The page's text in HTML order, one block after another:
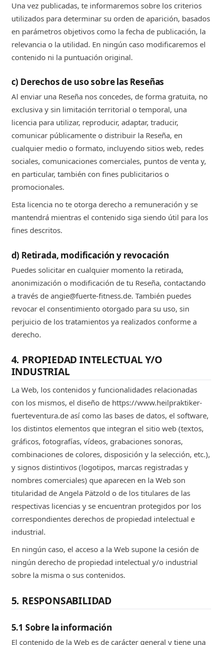
Una vez publicadas, te informaremos sobre los criterios
utilizados para determinar su orden de aparición, basados
en parámetros objetivos como la fecha de publicación, la
relevancia o la utilidad. En ningún caso modificaremos el
contenido ni la puntuación original.
c) Derechos de uso sobre las Reseñas
Al enviar una Reseña nos concedes, de forma gratuita, no
exclusiva y sin limitación territorial o temporal, una
licencia para utilizar, reproducir, adaptar, traducir,
comunicar públicamente o distribuir la Reseña, en
cualquier medio o formato, incluyendo sitios web, redes
sociales, comunicaciones comerciales, puntos de venta y,
en particular, también con fines publicitarios o
promocionales.
Esta licencia no te otorga derecho a remuneración y se
mantendrá mientras el contenido siga siendo útil para los
fines descritos.
d) Retirada, modificación y revocación
Puedes solicitar en cualquier momento la retirada,
anonimización o modificación de tu Reseña, contactando
a través de angie@fuerte-fitness.de. También puedes
revocar el consentimiento otorgado para su uso, sin
perjuicio de los tratamientos ya realizados conforme a
derecho.
4. PROPIEDAD INTELECTUAL Y/O
INDUSTRIAL
La Web, los contenidos y funcionalidades relacionadas
con los mismos, el diseño de https://www.heilpraktiker-
fuerteventura.de así como las bases de datos, el software,
los distintos elementos que integran el sitio web (textos,
gráficos, fotografías, vídeos, grabaciones sonoras,
combinaciones de colores, disposición y la selección, etc.),
y signos distintivos (logotipos, marcas registradas y
nombres comerciales) que aparecen en la Web son
titularidad de Angela Pätzold o de los titulares de las
respectivas licencias y se encuentran protegidos por los
correspondientes derechos de propiedad intelectual e
industrial.
En ningún caso, el acceso a la Web supone la cesión de
ningún derecho de propiedad intelectual y/o industrial
sobre la misma o sus contenidos.
5. RESPONSABILIDAD
5.1 Sobre la información
El contenido de la Web es de carácter general y tiene una